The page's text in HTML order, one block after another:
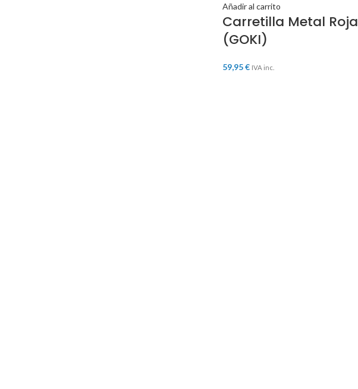
Añadir al carrito
Carretilla Metal Roja
(GOKI)
59,95€ IVA inc.